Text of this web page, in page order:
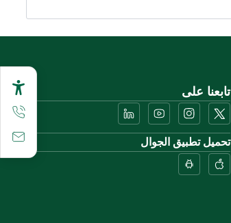
تابعنا على
تحميل تطبيق الجوال